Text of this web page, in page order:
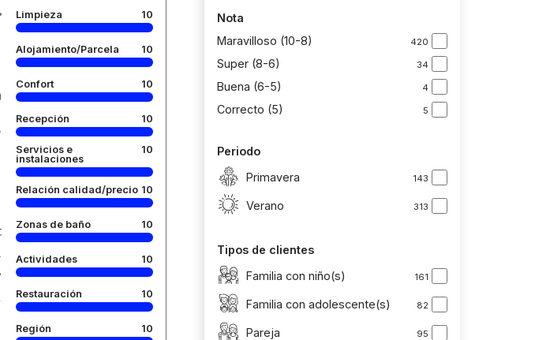
Limpieza 10
Alojamiento/Parcela 10
Confort 10
Recepción 10
Servicios e
instalaciones
10
Relación calidad/precio 10
Zonas de baño 10
Actividades 10
Restauración 10
Región 10
Nota
Maravilloso (10-8)
420
Super (8-6) 34
Buena (6-5) 4
Correcto (5) 5
Periodo
Primavera
143
Verano 313
Tipos de clientes
Familia con niño(s)
161
Familia con adolescente(s) 82
Pareja 95